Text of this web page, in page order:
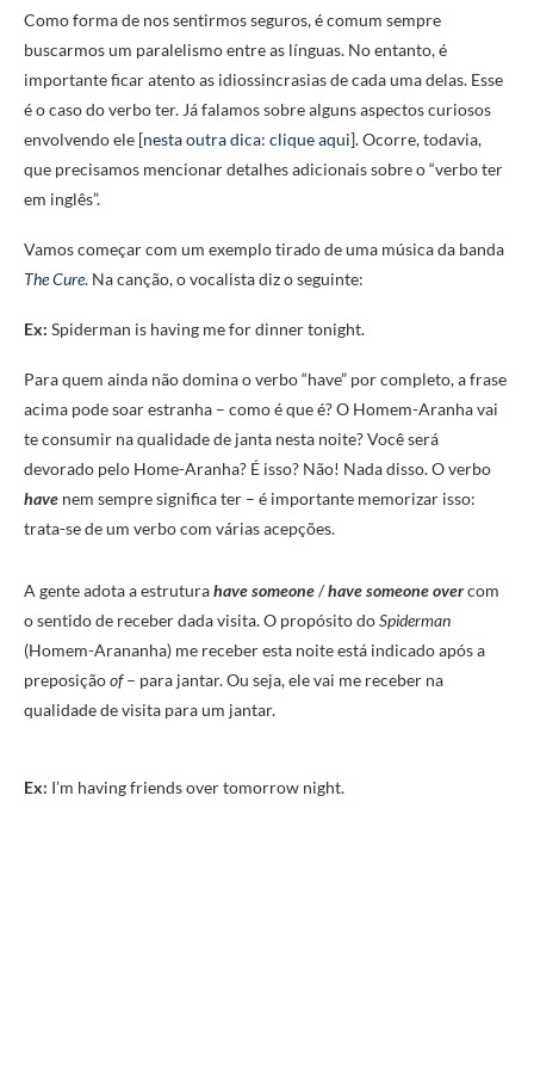
Como forma de nos sentirmos seguros, é comum sempre
buscarmos um paralelismo entre as línguas. No entanto, é
importante ficar atento as idiossincrasias de cada uma delas. Esse
é o caso do verbo ter. Já falamos sobre alguns aspectos curiosos
envolvendo ele [nesta outra dica: clique aqui]. Ocorre, todavia,
que precisamos mencionar detalhes adicionais sobre o “verbo ter
em inglês”.
Vamos começar com um exemplo tirado de uma música da banda
The Cure. Na canção, o vocalista diz o seguinte:
Ex: Spiderman is having me for dinner tonight.
Para quem ainda não domina o verbo “have” por completo, a frase
acima pode soar estranha – como é que é? O Homem-Aranha vai
te consumir na qualidade de janta nesta noite? Você será
devorado pelo Home-Aranha? É isso? Não! Nada disso. O verbo
have nem sempre significa ter – é importante memorizar isso:
trata-se de um verbo com várias acepções.
A gente adota a estruturahave someone/have someone overcom
o sentido de receber dada visita. O propósito doSpiderman
(Homem-Arananha) me receber esta noite está indicado após a
preposiçãoof– para jantar. Ou seja, ele vai me receber na
qualidade de visita para um jantar.
Ex: I’m having friends over tomorrow night.